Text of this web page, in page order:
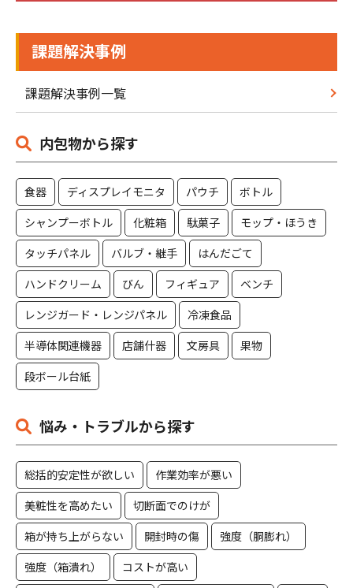
課題解決事例
課題解決事例一覧
内包物から探す
食器 ディスプレイモニタ パウチ
ボトル
シャンプーボトル
化粧箱 駄菓子
モップ・ほうき
タッチパネル
バルブ・継手
はんだごて
ハンドクリーム
びん フィギュア
ベンチ
レンジガード・レンジパネル
冷凍食品
半導体関連機器
店舗什器 文房具
果物
段ボール台紙
悩み・トラブルから探す
総括的安定性が欲しい
作業効率が悪い
美粧性を高めたい
切断面でのけが
箱が持ち上がらない
開封時の傷
強度（胴膨れ）
強度（箱潰れ）
コストが高い